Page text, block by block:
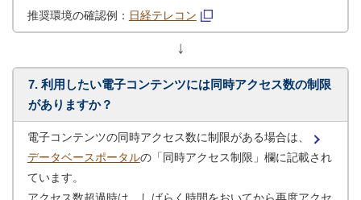
推奨環境の確認例： 日経テレコン
↓
7. 利用したい電子コンテンツには同時アクセス数の制限
がありますか？
電子コンテンツの同時アクセス数に制限がある場合は、
データベースポータルの「同時アクセス制限」欄に記載され
ています。